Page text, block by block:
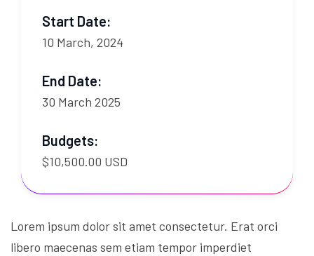
Start Date:
10 March, 2024
End Date:
30 March 2025
Budgets:
$10,500.00 USD
Lorem ipsum dolor sit amet consectetur. Erat orci
libero maecenas sem etiam tempor imperdiet